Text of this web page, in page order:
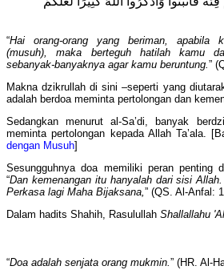
“Hai orang-orang yang beriman, apabila
(musuh), maka berteguh hatilah kamu
sebanyak-banyaknya agar kamu beruntung.”
Makna dzikrullah di sini –seperti yang
adalah berdoa meminta pertolongan dan
Sedangkan menurut al-Sa’di, banyak
meminta pertolongan kepada Allah Ta’ala.
dengan Musuh]
Sesungguhnya doa memiliki peran penting
“Dan kemenangan itu hanyalah dari sisi
Perkasa lagi Maha Bijaksana,” (QS. Al-Anfal:
Dalam hadits Shahih, Rasulullah Shallallahu
“Doa adalah senjata orang mukmin.” (HR. Al-